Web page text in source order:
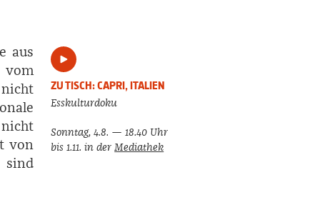
aus
vom
von
sind
ZU TISCH: CAPRI, ITALIEN
Esskulturdoku
Sonntag, 4.8. — 18.40 Uhr
bis 1.11. in derMediathek